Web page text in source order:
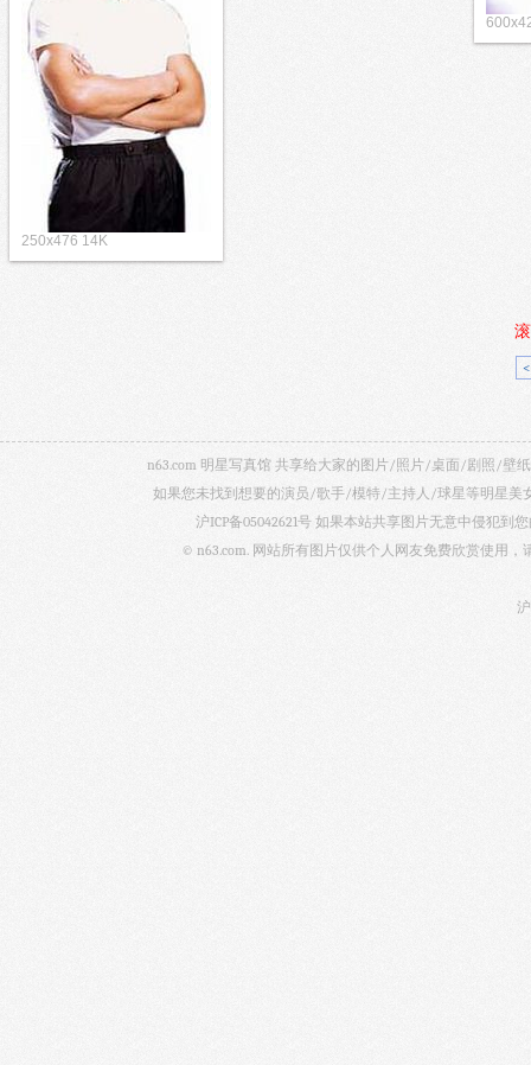
250x476 14K
n63.com 明星写真馆 共享给大家的图片/照片/桌面/剧照/壁
如果您未找到想要的演员/歌手/模特/主持人/球星等明星美
沪ICP备05042621号 如果本站共享图片无意中侵犯到
© n63.com. 网站所有图片仅供个人网友免费欣赏使用